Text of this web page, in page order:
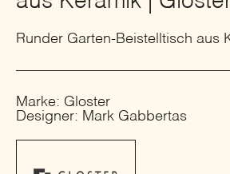
Runder Garten-Beistelltisch aus
Marke: Gloster
Designer: Mark Gabbertas